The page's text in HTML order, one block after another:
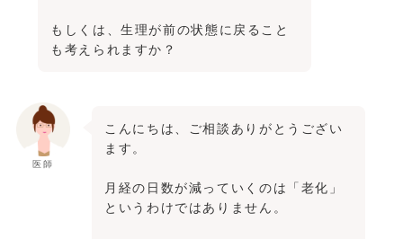
もしくは、生理が前の状態に戻ること
も考えられますか？
医師
こんにちは、ご相談ありがとうござい
ます。
月経の日数が減っていくのは「老化」
というわけではありません。